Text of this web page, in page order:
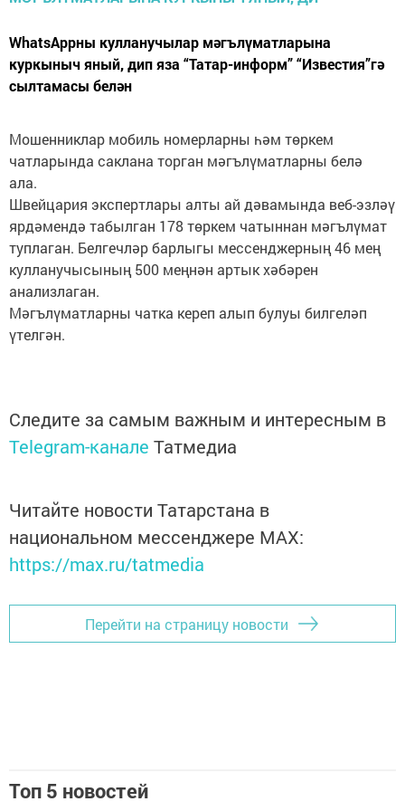
WhatsAppны кулланучылар мәгълүматларына
куркыныч яный, дип яза “Татар-информ” “Известия”гә
сылтамасы белән
Мошенниклар мобиль номерларны һәм төркем
чатларында саклана торган мәгълүматларны белә
ала.
Швейцария экспертлары алты ай дәвамында веб-эзләү
ярдәмендә табылган 178 төркем чатыннан мәгълүмат
туплаган. Белгечләр барлыгы мессенджерның 46 мең
кулланучысының 500 меңнән артык хәбәрен
анализлаган.
Мәгълүматларны чатка кереп алып булуы билгеләп
үтелгән.
Следите за самым важным и интересным в
Telegram-канале Татмедиа
Читайте новости Татарстана в
национальном мессенджере MАХ:
https://max.ru/tatmedia
Перейти на страницу новости
Топ 5 новостей